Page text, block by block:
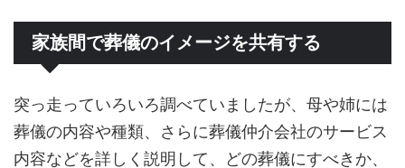
家族間で葬儀のイメージを共有する
突っ走っていろいろ調べていましたが、母や姉には
葬儀の内容や種類、さらに葬儀仲介会社のサービス
内容などを詳しく説明して、どの葬儀にすべきか、